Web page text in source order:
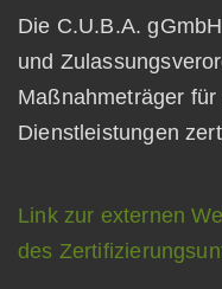
Die C.U.B.A.
und
Maßnahmeträger
Dienstleistungen
Link zur externen
des